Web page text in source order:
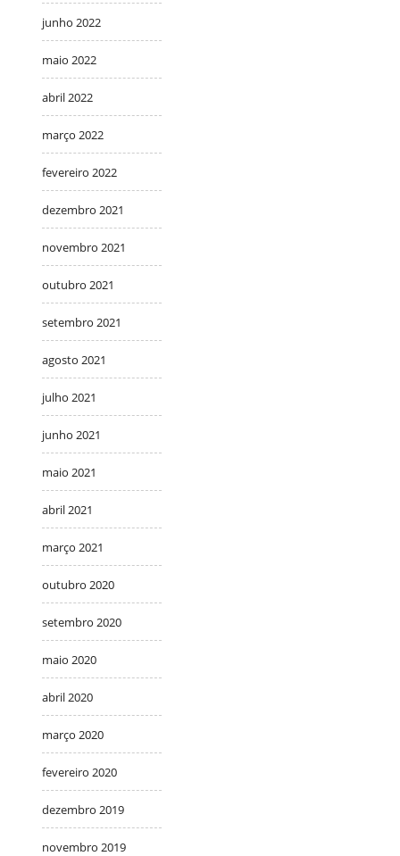
junho 2022
maio 2022
abril 2022
março 2022
fevereiro 2022
dezembro 2021
novembro 2021
outubro 2021
setembro 2021
agosto 2021
julho 2021
junho 2021
maio 2021
abril 2021
março 2021
outubro 2020
setembro 2020
maio 2020
abril 2020
março 2020
fevereiro 2020
dezembro 2019
novembro 2019